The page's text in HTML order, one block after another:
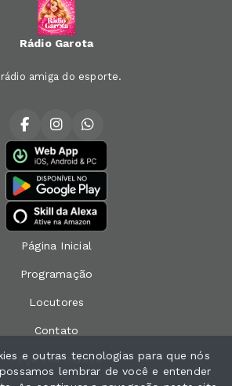
Rádio Garota
rádio amiga do esporte.
Página Inicial
Programação
Locutores
Contato
Peça sua música
e outras tecnologias para que nós
lembrar de você e entender